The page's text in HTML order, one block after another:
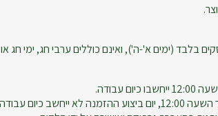
בלבד (ימים א'-ה'), ואינם כוללים ערבי חג, ימי חג או
עבודה.
כיום עבודה.